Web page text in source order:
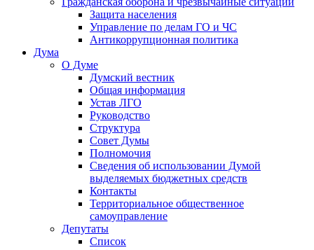
Защита населения
Управление по делам ГО и ЧС
Антикоррупционная политика
Дума
О Думе
Думский вестник
Общая информация
Устав ЛГО
Руководство
Структура
Совет Думы
Полномочия
Сведения об использовании Думой
выделяемых бюджетных средств
Контакты
Территориальное общественное
самоуправление
Депутаты
Список